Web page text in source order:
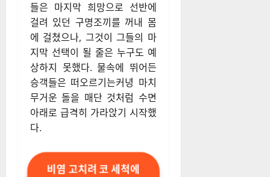
들은 마지막 희망으로 선반에
걸려 있던 구명조끼를 꺼내 몸
에 걸쳤으나, 그것이 그들의 마
지막 선택이 될 줄은 누구도 예
상하지 못했다. 물속에 뛰어든
승객들은 떠오르기는커녕 마치
무거운 돌을 매단 것처럼 수면
아래로 급격히 가라앉기 시작했
다.
비염 고치려 코 세척에